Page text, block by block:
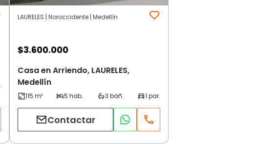
LAURELES | Noroccidente | Medellín
$3.600.000
Casa en Arriendo, LAURELES,
Medellín
Contactar